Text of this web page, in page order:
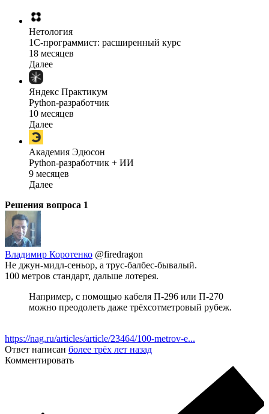
Нетология
1C-программист: расширенный курс
18 месяцев
Далее
Яндекс Практикум
Python-разработчик
10 месяцев
Далее
Академия Эдюсон
Python-разработчик + ИИ
9 месяцев
Далее
Решения вопроса 1
Владимир Коротенко @firedragon
Не джун-мидл-сеньор, а трус-балбес-бывалый.
100 метров стандарт, дальше лотерея.
Например, с помощью кабеля П-296 или П-270
можно преодолеть даже трёхсотметровый рубеж.
https://nag.ru/articles/article/23464/100-metrov-e...
Ответ написан более трёх лет назад
Комментировать